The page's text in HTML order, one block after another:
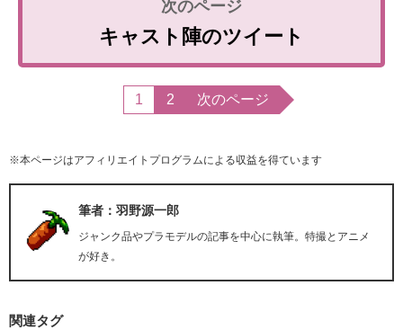
キャスト陣のツイート
1 2 次のページ
※本ページはアフィリエイトプログラムによる収益を得ています
筆者：羽野源一郎
ジャンク品やプラモデルの記事を中心に執筆。特撮とアニメ
が好き。
関連タグ